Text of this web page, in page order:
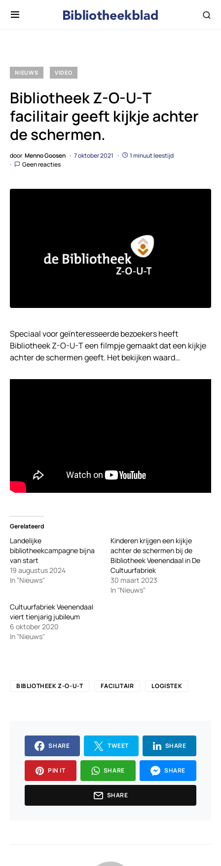
NIEUWS VIDEO
Bibliotheek Z-O-U-T
facilitair geeft kijkje achter
de schermen.
door Menno Goosen 7 oktober 2021
1 minuut leestijd
Geen reacties
Speciaal voor geïnteresseerde bezoekers heeft
Bibliotheek Z-O-U-T een filmpje gemaakt dat een kijkje
achter de schermen geeft. Het bekijken waard…
Gerelateerd
Landelijke
bibliotheekcampagne bijna
van start
19 augustus 2024
In "Nieuws"
Kinderen krijgen een kijkje
achter de schermen bij de
Bibliotheek Veenendaal in De
Cultuurfabriek
30 maart 2023
In "Nieuws"
Cultuurfabriek Veenendaal
viert tienjarig jubileum
6 oktober 2020
In "Nieuws"
BIBLIOTHEEK Z-O-U-T FACILITAIR LOGISTEK
SHARE TWEET SHARE
PIN IT SHARE SHARE
SHARE